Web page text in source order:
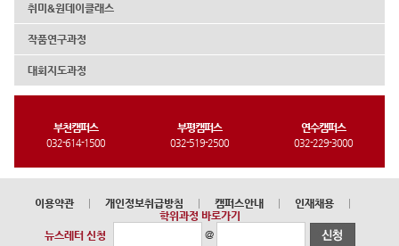
취미&원데이클래스
작품연구과정
대회지도과정
부천캠퍼스
032-614-1500
부평캠퍼스
032-519-2500
연수캠퍼스
032-229-3000
이용약관 개인정보취급방침 캠퍼스안내 인재채용
학위과정 바로가기
뉴스레터 신청
@